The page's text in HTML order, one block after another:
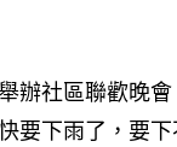
辦社區聯歡晚會
要下雨了，要